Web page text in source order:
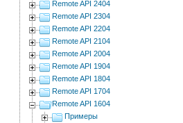
Remote API 2404
Remote API 2304
Remote API 2204
Remote API 2104
Remote API 2004
Remote API 1904
Remote API 1804
Remote API 1704
Remote API 1604
Примеры